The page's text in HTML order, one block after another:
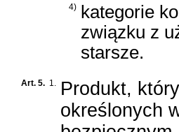
4)
kategorie
związku z
starsze.
Art. 5. 1. Produkt,
określonych